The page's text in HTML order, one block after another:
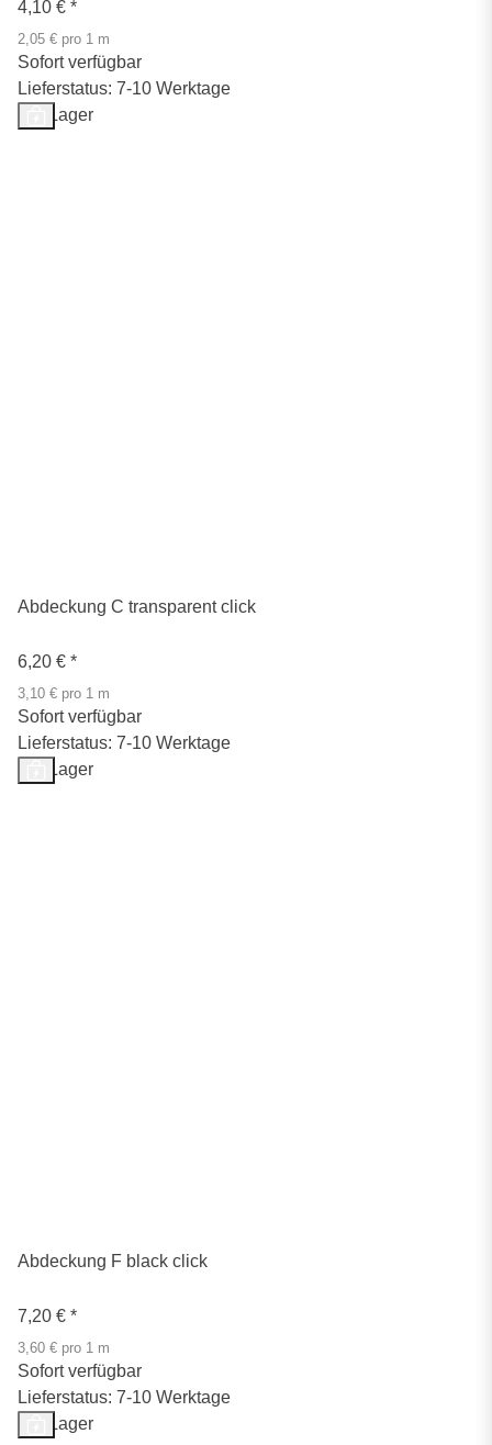
4,10 € *
2,05 € pro 1 m
Sofort verfügbar
Lieferstatus: 7-10 Werktage
Auf Lager
Abdeckung C transparent click
6,20 € *
3,10 € pro 1 m
Sofort verfügbar
Lieferstatus: 7-10 Werktage
Auf Lager
Abdeckung F black click
7,20 € *
3,60 € pro 1 m
Sofort verfügbar
Lieferstatus: 7-10 Werktage
Auf Lager